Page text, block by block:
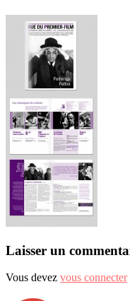
Laisser un
Vous devez vous connecter